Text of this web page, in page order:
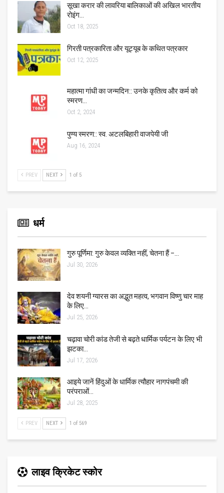
सूखा करार की लावरिया बालिकाओं की अखिल भारतीय
रोइंग…
Oct 18, 2025
गिरती पत्रकारिता और यूट्यूब के कथित पत्रकार
Oct 12, 2025
महात्मा गांधी का जन्मदिन:: उनके कृतित्व और कर्म को
स्मरण…
Oct 2, 2024
पुण्य स्मरण:: स्व. अटलबिहारी वाजपेयी जी
Aug 16, 2024
PREV NEXT 1 of 5
धर्म
गुरु पूर्णिमा: गुरु केवल व्यक्ति नहीं, चेतना हैं –…
Jul 30, 2026
देव शयनी ग्यारस का अद्भुत महत्व, भगवान विष्णु चार माह
के लिए…
Jul 25, 2026
चढ़ावा चोरी कांड तेजी से बढ़ते धार्मिक पर्यटन के लिए भी
झटका…
Jul 17, 2026
आइये जानें हिंदुओं के धार्मिक त्यौहार नागपंचमी की
परंपराओं…
Jul 28, 2025
PREV NEXT 1 of 569
लाइव क्रिकेट स्कोर